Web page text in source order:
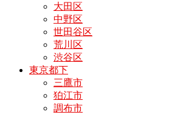
大田区
中野区
世田谷区
荒川区
渋谷区
東京都下
三鷹市
狛江市
調布市